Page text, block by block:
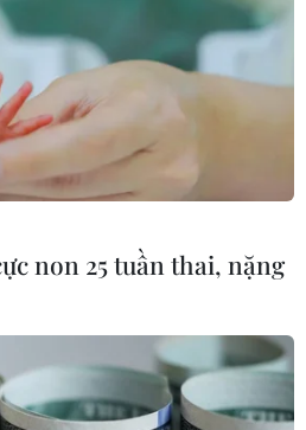
non 25 tuần thai, nặng